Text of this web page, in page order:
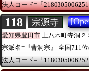
法人コード=「
118 宗源寺
愛知県豊田市 上八木町寺洞２
宗派名=『曹洞宗』
全国711
法人コード=「